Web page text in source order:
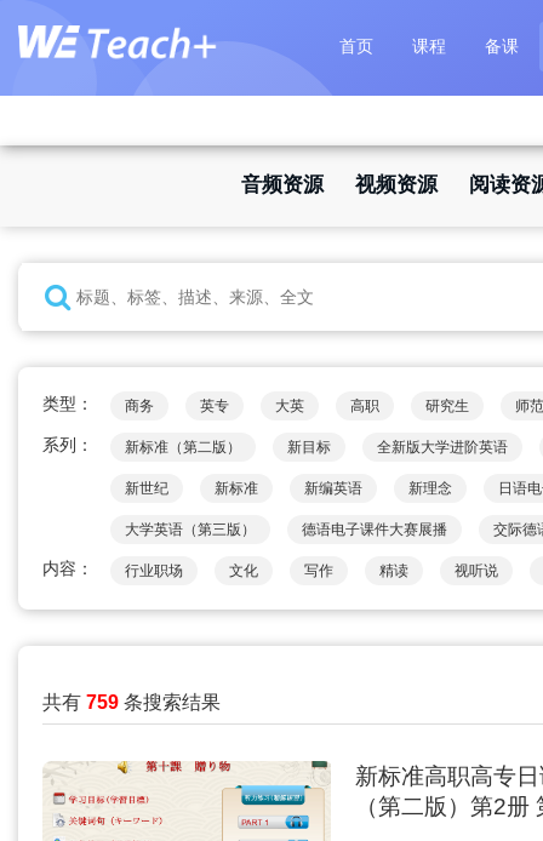
首页 课程 备课
音频资源 视频资源 阅读资
类型： 商务 英专 大英 高职 研究生 师
系列： 新标准（第二版） 新目标 全新版大学进阶英语
新世纪 新标准 新编英语 新理念 日语
大学英语（第三版） 德语电子课件大赛展播 交际德
内容： 行业职场 文化 写作 精读 视听说
共有 759 条搜索结果
新标准高职高专
（第二版）第2